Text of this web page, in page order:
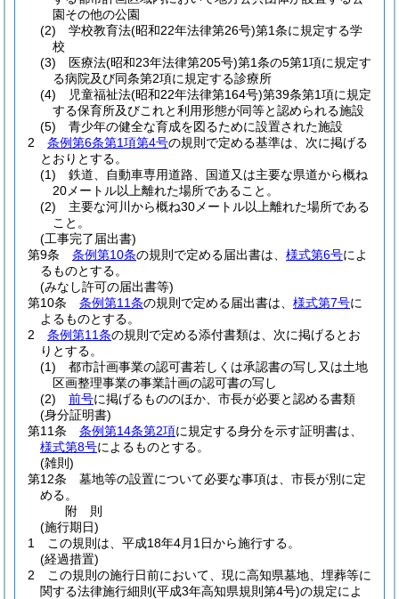
園その他の公園
(2)
学校教育法(昭和22年法律第26号)第1条に規定する学
校
(3)
医療法(昭和23年法律第205号)第1条の5第1項に規定す
る病院及び同条第2項に規定する診療所
(4)
児童福祉法(昭和22年法律第164号)第39条第1項に規定
する保育所及びこれと利用形態が同等と認められる施設
(5)
青少年の健全な育成を図るために設置された施設
2
条例第6条第1項第4号の規則で定める基準は、次に掲げる
とおりとする。
(1)
鉄道、自動車専用道路、国道又は主要な県道から概ね
20メートル以上離れた場所であること。
(2)
主要な河川から概ね30メートル以上離れた場所である
こと。
(工事完了届出書)
第9条
条例第10条の規則で定める届出書は、 様式第6号によ
るものとする。
(みなし許可の届出書等)
第10条
条例第11条の規則で定める届出書は、 様式第7号に
よるものとする。
2
条例第11条の規則で定める添付書類は、次に掲げるとお
りとする。
(1)
都市計画事業の認可書若しくは承認書の写し又は土地
区画整理事業の事業計画の認可書の写し
(2)
前号に掲げるもののほか、市長が必要と認める書類
(身分証明書)
第11条
条例第14条第2項に規定する身分を示す証明書は、
様式第8号によるものとする。
(雑則)
第12条
墓地等の設置について必要な事項は、市長が別に定
める。
附 則
(施行期日)
1
この規則は、平成18年4月1日から施行する。
(経過措置)
2
この規則の施行日前において、現に高知県墓地、埋葬等に
関する法律施行細則 (平成3年高知県規則第4号)の規定によ